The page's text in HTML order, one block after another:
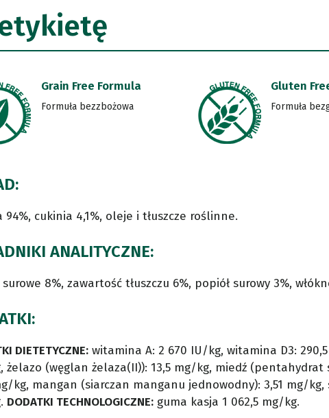
Grain Free Formula
Formuła bezzbożowa
Gluten
Formuła
94%, cukinia 4,1%, oleje i tłuszcze roślinne.
ANALITYCZNE:
surowe 8%, zawartość tłuszczu 6%, popiół surowy 3%,
DIETETYCZNE: witamina A: 2 670 IU/kg, witamina D3:
żelazo (węglan żelaza(II)): 13,5 mg/kg, miedź
kg, mangan (siarczan manganu jednowodny): 3,51 mg/
DODATKI TECHNOLOGICZNE: guma kasja 1 062,5 mg/kg.